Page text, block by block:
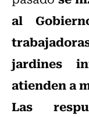
al
jardines
atienden a
Las